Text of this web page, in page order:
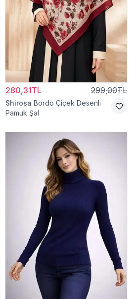
280,31TL 299,00TL
Shirosa Bordo Çiçek Desenli
Pamuk Şal